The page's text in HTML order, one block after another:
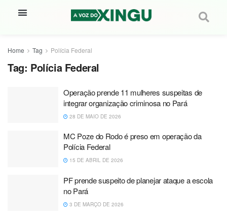
Home Tag Polícia Federal
Tag: Polícia Federal
Operação prende 11 mulheres suspeitas de
integrar organização criminosa no Pará
28 DE MAIO DE 2026
MC Poze do Rodo é preso em operação da
Polícia Federal
15 DE ABRIL DE 2026
PF prende suspeito de planejar ataque a escola
no Pará
3 DE MARÇO DE 2026